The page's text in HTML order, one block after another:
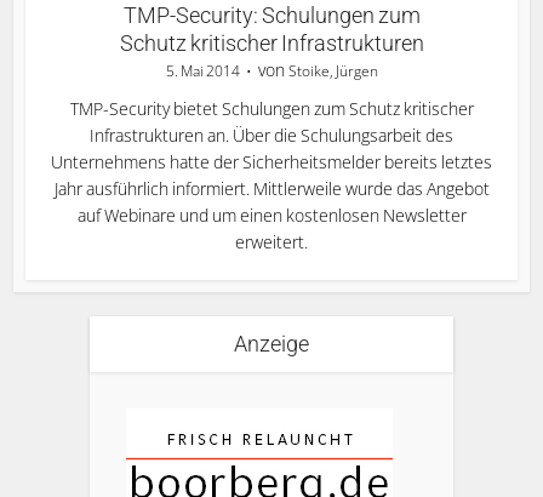
TMP-Security: Schulungen zum
Schutz kritischer Infrastrukturen
5. Mai 2014 vonStoike, Jürgen
TMP-Security bietet Schulungen zum Schutz kritischer
Infrastrukturen an. Über die Schulungsarbeit des
Unternehmens hatte der Sicherheitsmelder bereits letztes
Jahr ausführlich informiert. Mittlerweile wurde das Angebot
auf Webinare und um einen kostenlosen Newsletter
erweitert.
Anzeige